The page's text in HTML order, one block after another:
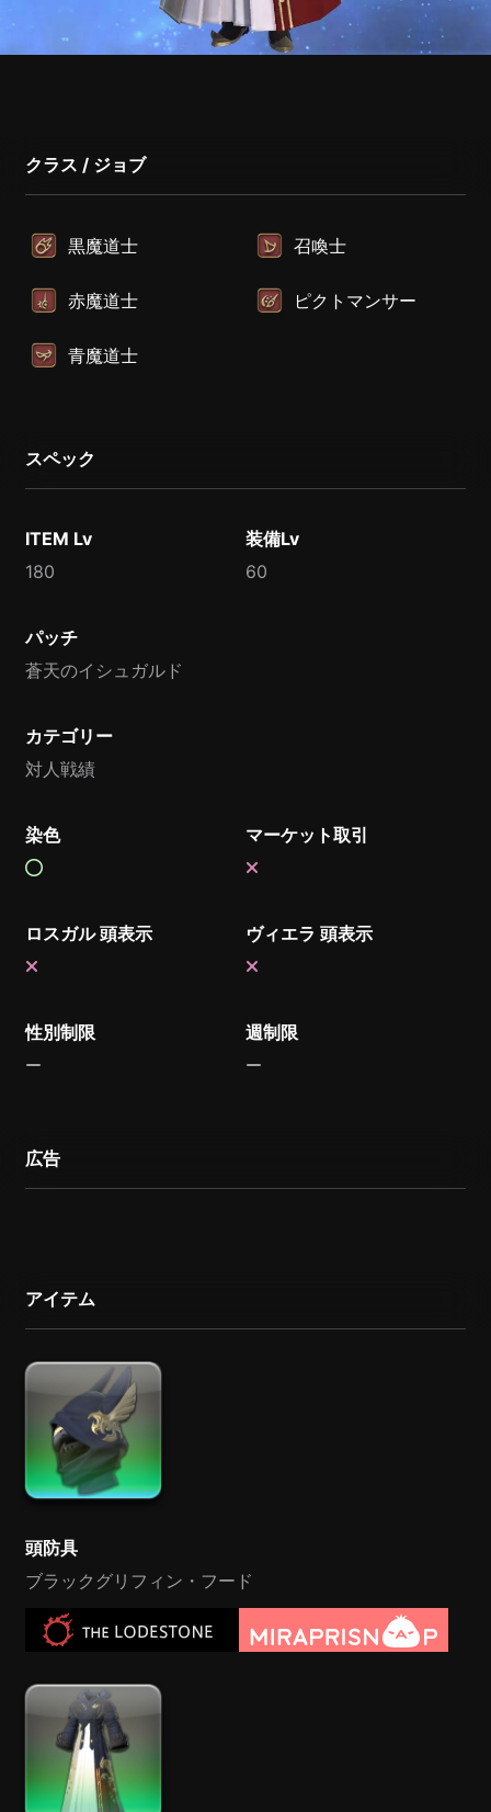
クラス / ジョブ
黒魔道士 召喚士
赤魔道士 ピクトマンサー
青魔道士
スペック
ITEM Lv
180
装備Lv
60
パッチ
蒼天のイシュガルド
カテゴリー
対人戦績
染色 マーケット取引
ロスガル 頭表示 ヴィエラ 頭表示
性別制限 週制限
広告
アイテム
頭防具
ブラックグリフィン・フード